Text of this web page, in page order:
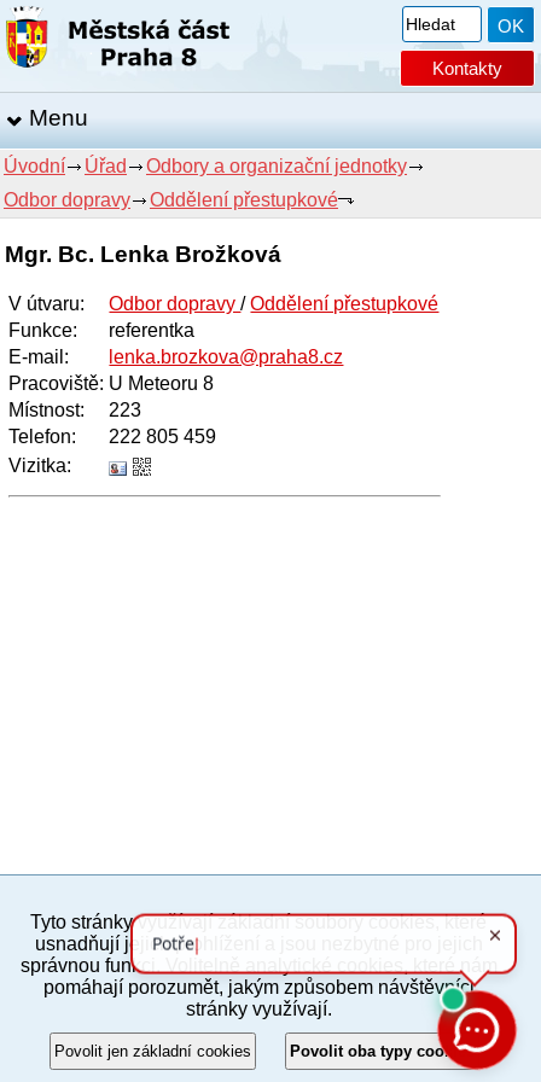
Kontakty
Menu
Úvodní Úřad
Odbory a organizační jednotky
Odbor dopravy
Oddělení přestupkové
Mgr. Bc. Lenka Brožková
V útvaru: Odbor dopravy/Oddělení přestupkové
Funkce:
referentka
E-mail :
lenka.brozkova@praha8.cz
Pracoviště: U Meteoru 8
Místnost:
223
Telefon:
222 805 459
Vizitka:
ENG
Povinné a praktické informace
© 2012–2019 MČ Praha 8
Tyto stránky využívají základní soubory cookies, které
usnadňují jejich prohlížení a jsou nezbytné pro jejich
správnou funkci. Volitelně analytické cookies, které nám
pomáhají porozumět, jakým způsobem návštěvníci
stránky využívají.
Povolit jen základní cookies Povolit oba typy cookies